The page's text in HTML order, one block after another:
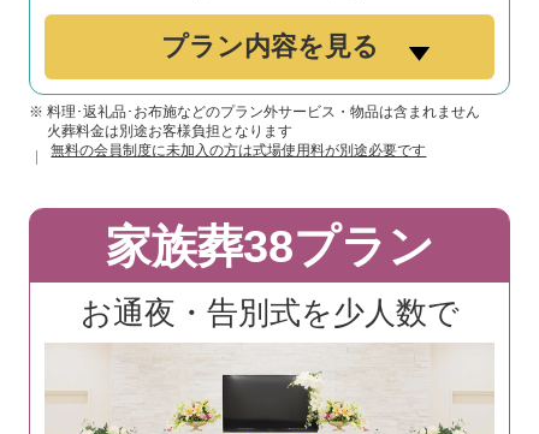
プラン内容を見る
※ 料理･返礼品･お布施などのプラン外サービス・物品は含まれません
火葬料金は別途お客様負担となります
無料の会員制度に未加入の方は式場使用料が別途必要です
家族葬38プラン
お通夜・告別式を少人数で